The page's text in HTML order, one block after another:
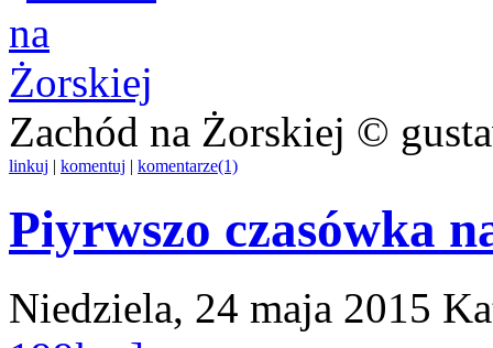
Zachód na Żorskiej ©
linkuj | komentuj | komentarze(1)
Piyrwszo czasówka
Niedziela, 24 maja 2015